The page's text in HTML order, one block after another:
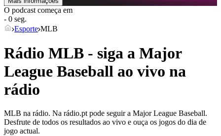
O podcast começa em
- 0 seg.
Esporte MLB
Rádio MLB - siga a Major
League Baseball ao vivo na
rádio
MLB na rádio. Na rádio.pt pode seguir a Major League Baseball.
Desfrute de todos os resultados ao vivo e ouça os jogos do dia de
jogo actual.